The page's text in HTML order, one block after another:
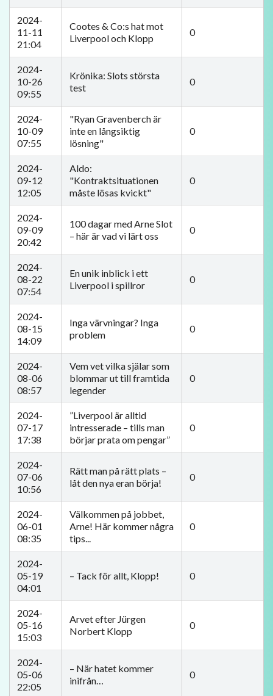
2024-
11-11
21:04
Cootes & Co:s hat mot
Liverpool och Klopp
0
2024-
10-26
09:55
Krönika: Slots största
test
0
2024-
10-09
07:55
"Ryan Gravenberch är
inte en långsiktig
lösning"
0
2024-
09-12
12:05
Aldo:
"Kontraktsituationen
måste lösas kvickt"
0
2024-
09-09
20:42
100 dagar med Arne Slot
– här är vad vi lärt oss
0
2024-
08-22
07:54
En unik inblick i ett
Liverpool i spillror
0
2024-
08-15
14:09
Inga värvningar? Inga
problem
0
2024-
08-06
08:57
Vem vet vilka själar som
blommar ut till framtida
legender
0
2024-
07-17
17:38
”Liverpool är alltid
intresserade – tills man
börjar prata om pengar”
0
2024-
07-06
10:56
Rätt man på rätt plats –
låt den nya eran börja!
0
2024-
06-01
08:35
Välkommen på jobbet,
Arne! Här kommer några
tips...
0
2024-
05-19
04:01
– Tack för allt, Klopp! 0
2024-
05-16
15:03
Arvet efter Jürgen
Norbert Klopp
0
2024-
05-06
22:05
– När hatet kommer
inifrån…
0